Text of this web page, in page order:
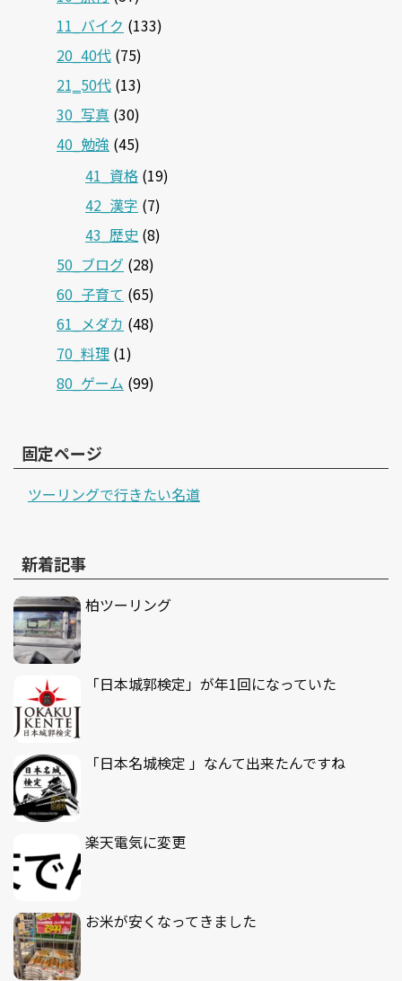
11_バイク (133)
20_40代 (75)
21‗50代 (13)
30_写真 (30)
40_勉強 (45)
41_資格 (19)
42_漢字 (7)
43_歴史 (8)
50_ブログ (28)
60_子育て (65)
61_メダカ (48)
70_料理 (1)
80_ゲーム (99)
固定ページ
ツーリングで行きたい名道
新着記事
柏ツーリング
「日本城郭検定」が年1回になっていた
「日本名城検定 」なんて出来たんですね
楽天電気に変更
お米が安くなってきました